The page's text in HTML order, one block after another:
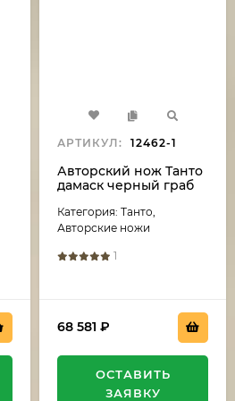
АРТИКУЛ: 12462-1
Авторский нож Танто
дамаск черный граб
ножны на подставке
Категория: Танто,
Авторские ножи
1
68 581 ₽
ОСТАВИТЬ
ЗАЯВКУ